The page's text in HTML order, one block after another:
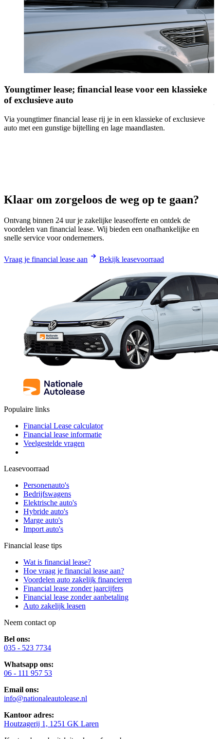
Youngtimer lease; financial lease voor een klassieke
of exclusieve auto
Via youngtimer financial lease rij je in een klassieke of exclusieve
auto met een gunstige bijtelling en lage maandlasten.
Klaar om zorgeloos de weg op te gaan?
Ontvang binnen 24 uur je zakelijke leaseofferte en ontdek de
voordelen van financial lease. Wij bieden een onafhankelijke en
snelle service voor ondernemers.
Vraag je financial lease aan Bekijk leasevoorraad
Populaire links
Financial Lease calculator
Financial lease informatie
Veelgestelde vragen
Leasevoorraad
Personenauto's
Bedrijfswagens
Elektrische auto's
Hybride auto's
Marge auto's
Import auto's
Financial lease tips
Wat is financial lease?
Hoe vraag je financial lease aan?
Voordelen auto zakelijk financieren
Financial lease zonder jaarcijfers
Financial lease zonder aanbetaling
Auto zakelijk leasen
Neem contact op
Bel ons:
035 - 523 7734
Whatsapp ons:
06 - 111 957 53
Email ons:
info@nationaleautolease.nl
Kantoor adres:
Houtzagerij 1, 1251 GK Laren